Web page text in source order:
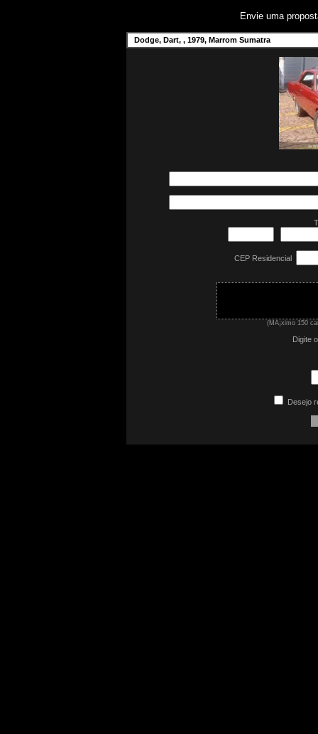
Envie uma
Dodge, Dart, , 1979, Marrom Sumatra
CEP Residencial
(MÃ¡ximo 150
Digite
Desejo